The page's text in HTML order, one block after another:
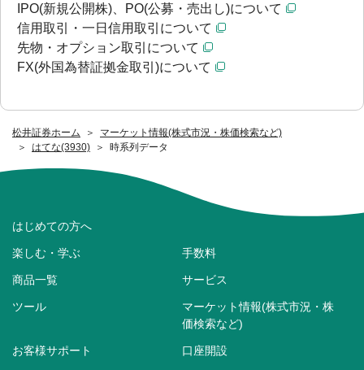
松井証券ホーム
マーケット情報(株式市況・株価検索など)
はてな(3930)
時系列データ
IPO(新規公開株)、PO(公募・売出し)について
信用取引・一日信用取引について
先物・オプション取引について
FX(外国為替証拠金取引)について
はじめての方へ
楽しむ・学ぶ 手数料
商品一覧 サービス
ツール
マーケット情報(株式市況・株
価検索など)
お客様サポート 口座開設